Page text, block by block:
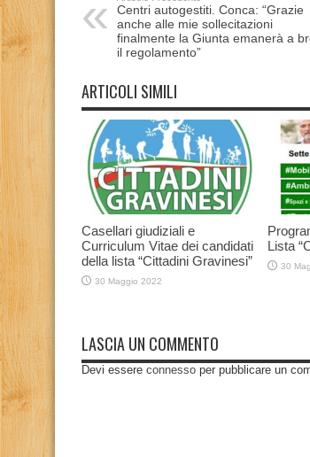
Centri autogestiti. Conca: “Grazie
anche alle mie sollecitazioni
finalmente la Giunta emanerà a
il regolamento”
ARTICOLI SIMILI
Casellari giudiziali e
Curriculum Vitae dei candidati
della lista “Cittadini Gravinesi”
30 Maggio 2022
Lista
30
LASCIA UN COMMENTO
Devi essere connesso per pubblicare un